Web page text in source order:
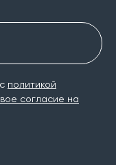
политикой
согласие на